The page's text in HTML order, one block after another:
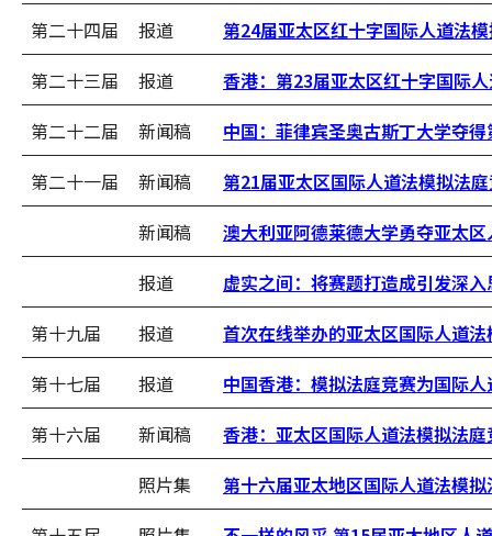
第二十四届 报道
第24届亚太区红十字国际人道法
第二十三届
报道
香港：第23届亚太区红十字国际
第二十二届
新闻稿
中国：菲律宾圣奥古斯丁大学夺
第二十一届
新闻稿
第21届亚太区国际人道法模拟法
新闻稿
澳大利亚阿德莱德大学勇夺亚太
报道
虚实之间：将赛题打造成引发深
第十九届
报道
首次在线举办的亚太区国际人道
第十七届
报道
中国香港：模拟法庭竞赛为国际
第十六届
新闻稿
香港：亚太区国际人道法模拟法
照片集
第十六届亚太地区国际人道法模